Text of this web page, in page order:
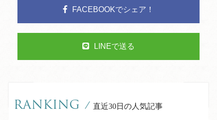
FACEBOOKでシェア！
LINEで送る
RANKING / 直近30日の人気記事